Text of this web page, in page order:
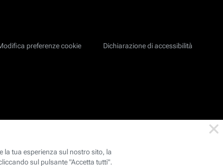
preferenze cookie Dichiarazione di accessibilità